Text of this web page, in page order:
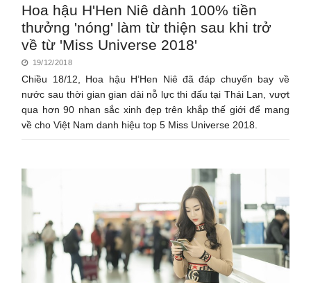
Hoa hậu H'Hen Niê dành 100% tiền
thưởng 'nóng' làm từ thiện sau khi trở
về từ 'Miss Universe 2018'
19/12/2018
Chiều 18/12, Hoa hậu H’Hen Niê đã đáp chuyến bay về
nước sau thời gian gian dài nỗ lực thi đấu tại Thái Lan, vượt
qua hơn 90 nhan sắc xinh đẹp trên khắp thế giới để mang
về cho Việt Nam danh hiệu top 5 Miss Universe 2018.